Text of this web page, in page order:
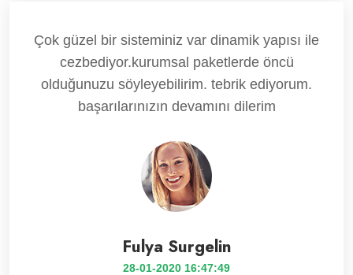
Çok güzel bir sisteminiz var dinamik yapısı ile
cezbediyor.kurumsal paketlerde öncü
olduğunuzu söyleyebilirim. tebrik ediyorum.
başarılarınızın devamını dilerim
Fulya Surgelin
28-01-2020 16:47:49